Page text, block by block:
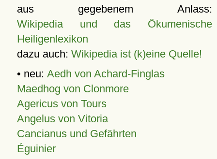
aus gegebenem Anlass:
Wikipedia und das Ökumenische
Heiligenlexikon
dazu auch: Wikipedia ist (k)eine Quelle!
• neu: Aedh von Achard-Finglas
Maedhog von Clonmore
Agericus von Tours
Angelus von Vitoria
Cancianus und Gefährten
Éguinier